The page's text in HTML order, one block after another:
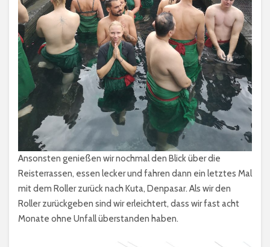
Ansonsten genießen wir nochmal den Blick über die
Reisterrassen, essen lecker und fahren dann ein letztes Mal
mit dem Roller zurück nach Kuta, Denpasar. Als wir den
Roller zurückgeben sind wir erleichtert, dass wir fast acht
Monate ohne Unfall überstanden haben.